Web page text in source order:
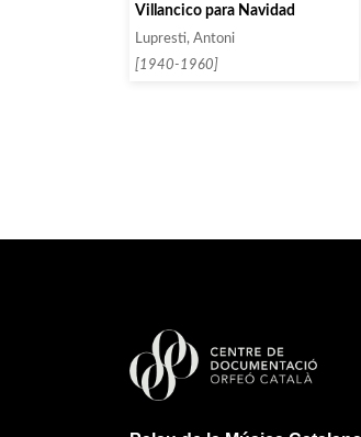
Villancico para Navidad
Lupresti, Antoni
[1940-1960]